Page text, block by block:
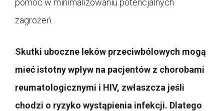
zagrożeń.
Skutki uboczne leków przeciwbólowych mogą
mieć istotny wpływ na pacjentów z chorobami
reumatologicznymi i HIV, zwłaszcza jeśli
chodzi o ryzyko wystąpienia infekcji. Dlatego